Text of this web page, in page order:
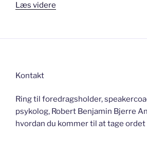
Læs videre
foredrag
Kontakt
Ring til foredragsholder,
psykolog, Robert Benjamin Bjerre
hvordan du kommer til at tage ordet